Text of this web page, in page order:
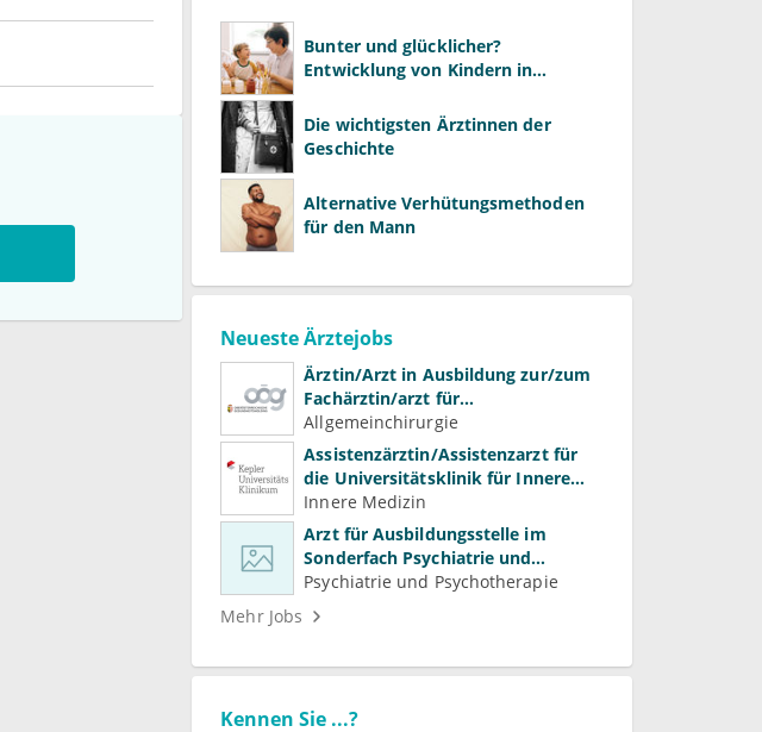
Bunter und glücklicher?
Entwicklung von Kindern in
Die wichtigsten Ärztinnen der
Geschichte
Alternative Verhütungsmethoden
für den Mann
Neueste Ärztejobs
Ärztin/Arzt in Ausbildung zur/zum
Fachärztin/arzt für
Allgemeinchirurgie und
Gefäßchirurgie
Allgemeinchirurgie
Assistenzärztin/Assistenzarzt für
die Universitätsklinik für Innere
Medizin
Innere Medizin
Arzt für Ausbildungsstelle im
Sonderfach Psychiatrie und
Psychotherapeutische Medizin
(m/w/d)
Psychiatrie und Psychotherapie
Mehr Jobs
Kennen Sie ...?